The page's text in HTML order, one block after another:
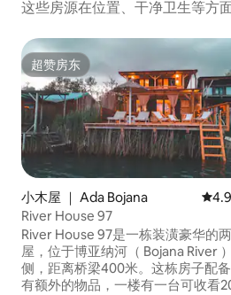
这些房源在位置、干净卫生等方
超赞房东
超赞房东
小木屋 ｜ Ada Bojana 平均
River House 97
River House 97是一栋装潢豪华的
屋，位于博亚纳河（ Bojana River
侧，距离桥梁400米。这栋房子配
有额外的物品，一楼有一台可收看